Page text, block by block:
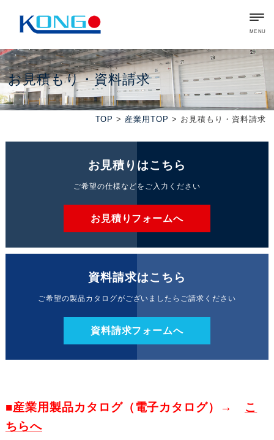
MENU
お見積もり・資料請求
TOP > 産業用TOP > お見積もり・資料請求
お見積りはこちら
ご希望の仕様などをご入力ください
お見積りフォームへ
資料請求はこちら
ご希望の製品カタログがございましたらご請求ください
資料請求フォームへ
■産業用製品カタログ（電子カタログ）→ こ
ちらへ